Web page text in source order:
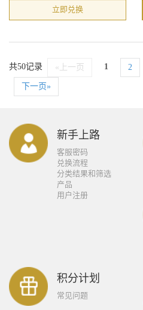
立即兑换
共50记录 «上一页 1 2
下一页»
新手上路
客服密码
兑换流程
分类结果和筛选
产品
用户注册
积分计划
常见问题